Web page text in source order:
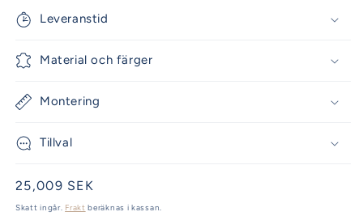
Leveranstid
Material och färger
Montering
Tillval
Ordinarie
pris
25,009 SEK
Skatt ingår. Frakt beräknas i kassan.